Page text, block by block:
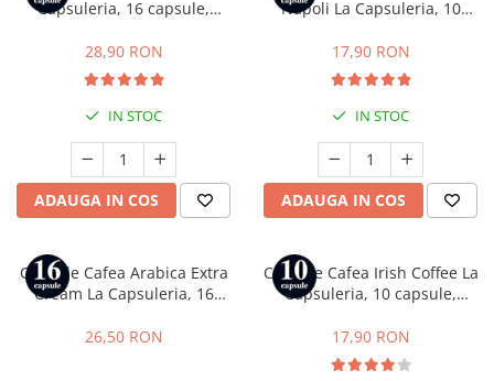
Capsuleria, 16 capsule,
28,90 RON
IN STOC
ADAUGA IN COS
Napoli La Capsuleria, 10
Bialetti
17,90 RON
IN STOC
ADAUGA IN COS
Capsule Cafea Arabica Extra
Cream La Capsuleria, 16
Lavazza a Modo Mio
26,50 RON
Capsule Cafea Irish Coffee La
Capsuleria, 10 capsule,
17,90 RON